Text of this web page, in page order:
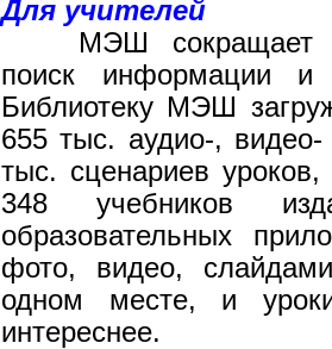
Для учителей
МЭШ сокращает
поиск информации
Библиотеку МЭШ
655 тыс. аудио-,
тыс. сценариев
348 учебников
образовательных
фото, видео,
одном месте, и
интереснее.